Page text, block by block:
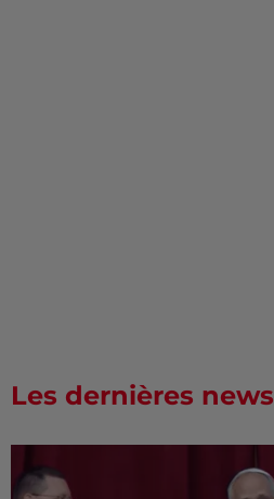
Les dernières news